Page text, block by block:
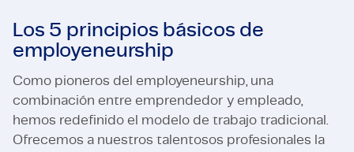
Los 5 principios básicos de
employeneurship
Como pioneros del employeneurship, una
combinación entre emprendedor y empleado,
hemos redefinido el modelo de trabajo tradicional.
Ofrecemos a nuestros talentosos profesionales la